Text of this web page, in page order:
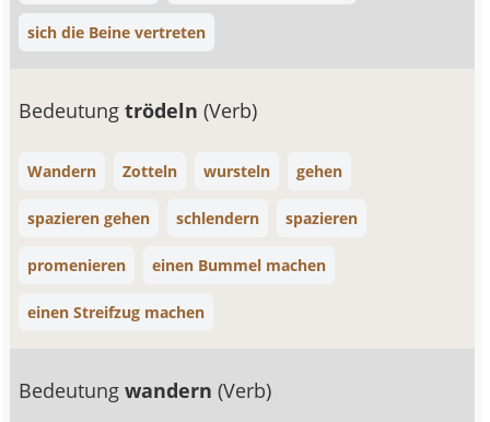
sich die Beine vertreten
Bedeutungtrödeln(Verb)
Wandern Zotteln wursteln gehen
spazieren gehen schlendern spazieren
promenieren einen Bummel machen
einen Streifzug machen
Bedeutungwandern(Verb)